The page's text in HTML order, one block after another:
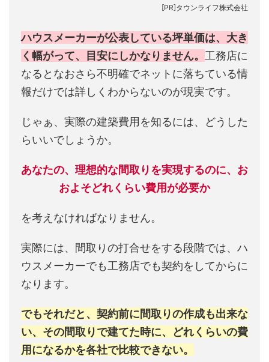
[PR]タウンライフ株式会社
ハウスメーカーが公表している坪単価は、大き
く幅がって、目安にしかなりません。 工務店に
なるとなおさら不明確でネットに落ちている情
報だけでは詳しくわからないのが現実です。
じゃぁ、実際の建築費用を知るには、どうした
らいいでしょうか。
あなたの、理想的な間取りを実現するのに、お
およそどれくらい費用が必要か
を考えなければなりません。
実際には、間取りの打合せをする段階では、ハ
ウスメーカーでも工務店でも契約をしてからに
なります。
でもそれだと、契約前に間取りの作成も出来な
い、その間取りで建てた時に、どれくらいの費
用になるかを各社で比較できない。